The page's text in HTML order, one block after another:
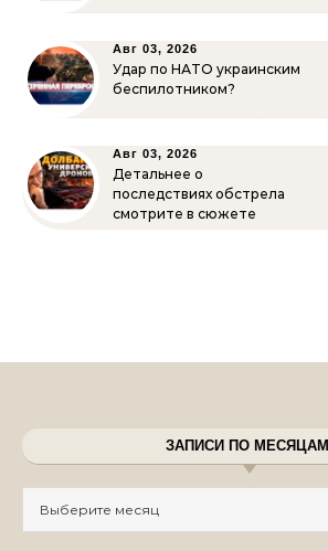
Авг 03, 2026
Удар по НАТО украинским
беспилотником?
Авг 03, 2026
Детальнее о
последствиях обстрела
смотрите в сюжете
ЗАПИСИ ПО МЕСЯЦАМ